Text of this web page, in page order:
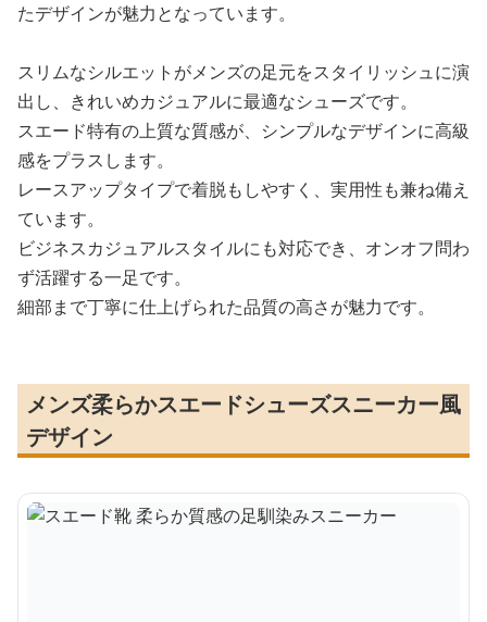
たデザインが魅力となっています。
スリムなシルエットがメンズの足元をスタイリッシュに演
出し、きれいめカジュアルに最適なシューズです。
スエード特有の上質な質感が、シンプルなデザインに高級
感をプラスします。
レースアップタイプで着脱もしやすく、実用性も兼ね備え
ています。
ビジネスカジュアルスタイルにも対応でき、オンオフ問わ
ず活躍する一足です。
細部まで丁寧に仕上げられた品質の高さが魅力です。
メンズ柔らかスエードシューズスニーカー風
デザイン